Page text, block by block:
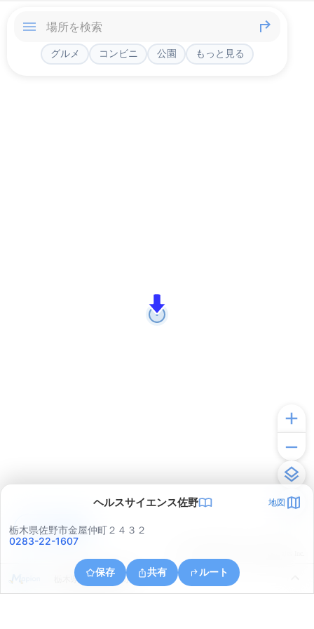
グルメ コンビニ 公園 もっと見る
ヘルスサイエンス佐野 地図
栃木県佐野市金屋仲町２４３２
0283-22-1607
保存 共有 ルート
栃木県佐野市飯田町
アプリで見る